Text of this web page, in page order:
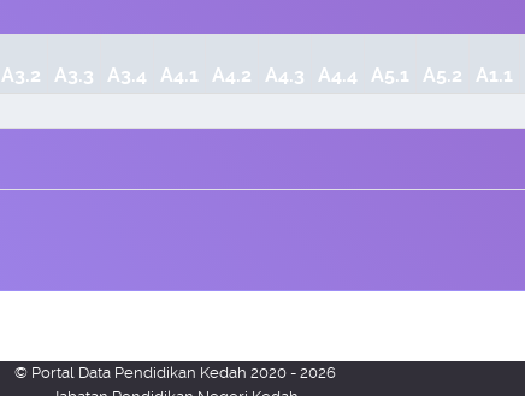
A3.2 A3.3 A3.4 A4.1 A4.2 A4.3 A4.4 A5.1 A5.2 A1.1
© Portal Data Pendidikan Kedah 2020 - 2026